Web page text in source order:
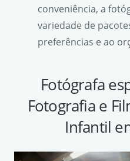
conveniência, a
variedade de
preferências e ao
Fotógrafa
Fotografia e
Infantil